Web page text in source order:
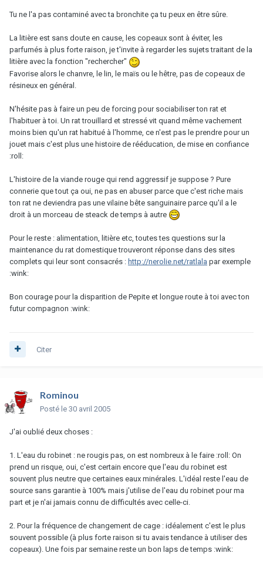
Tu ne l'a pas contaminé avec ta bronchite ça tu peux en être sûre.
La litière est sans doute en cause, les copeaux sont à éviter, les
parfumés à plus forte raison, je t'invite à regarder les sujets traitant de la
litière avec la fonction "rechercher"
Favorise alors le chanvre, le lin, le maïs ou le hêtre, pas de copeaux de
résineux en général.
N'hésite pas à faire un peu de forcing pour sociabiliser ton rat et
l'habituer à toi. Un rat trouillard et stressé vit quand même vachement
moins bien qu'un rat habitué à l'homme, ce n'est pas le prendre pour un
jouet mais c'est plus une histoire de rééducation, de mise en confiance
:roll:
L'histoire de la viande rouge qui rend aggressif je suppose ? Pure
connerie que tout ça oui, ne pas en abuser parce que c'est riche mais
ton rat ne deviendra pas une vilaine bête sanguinaire parce qu'il a le
droit à un morceau de steack de temps à autre
Pour le reste : alimentation, litière etc, toutes tes questions sur la
maintenance du rat domestique trouveront réponse dans des sites
complets qui leur sont consacrés : http://nerolie.net/ratlala par exemple
:wink:
Bon courage pour la disparition de Pepite et longue route à toi avec ton
futur compagnon :wink:
Citer
Rominou
Posté le 30 avril 2005
J'ai oublié deux choses :
1. L'eau du robinet : ne rougis pas, on est nombreux à le faire :roll: On
prend un risque, oui, c'est certain encore que l'eau du robinet est
souvent plus neutre que certaines eaux minérales. L'idéal reste l'eau de
source sans garantie à 100% mais j'utilise de l'eau du robinet pour ma
part et je n'ai jamais connu de difficultés avec celle-ci.
2. Pour la fréquence de changement de cage : idéalement c'est le plus
souvent possible (à plus forte raison si tu avais tendance à utiliser des
copeaux). Une fois par semaine reste un bon laps de temps :wink: